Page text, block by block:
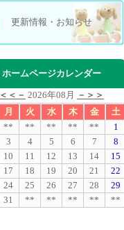
更新情報・お知らせ
ホームページカレンダー
＜＜－ 2026年08月
－＞＞
月 火 水 木 金
土
** ** ** ** **
1
3 4 5 6 7
8
10 11 12 13 14
15
17 18 19 20 21
22
24 25 26 27 28
29
31 ** ** ** ** **